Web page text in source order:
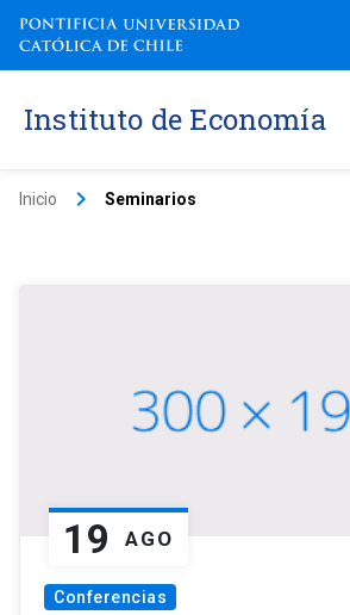
Instituto de Economía
Inicio keyboard_arrow_right Seminarios
19 AGO
Conferencias